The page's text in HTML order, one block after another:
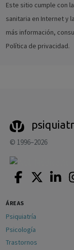
Este sitio cumple con
sanitaria en Internet y
más información,
Política de privacidad.
© 1996–2026
ÁREAS
Psiquiatría
Psicología
Trastornos